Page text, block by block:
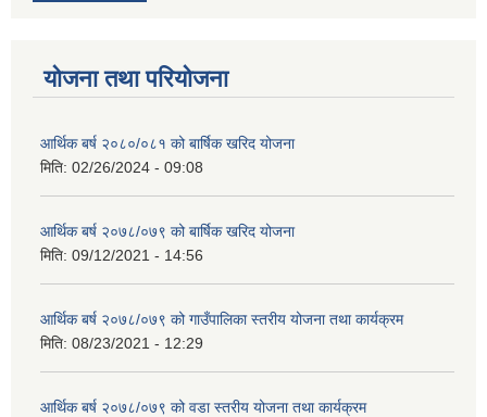
योजना तथा परियोजना
आर्थिक बर्ष २०८०/०८१ को बार्षिक खरिद योजना
मिति: 02/26/2024 - 09:08
आर्थिक बर्ष २०७८/०७९ को बार्षिक खरिद योजना
मिति: 09/12/2021 - 14:56
आर्थिक बर्ष २०७८/०७९ को गाउँपालिका स्तरीय योजना तथा कार्यक्रम
मिति: 08/23/2021 - 12:29
आर्थिक बर्ष २०७८/०७९ को वडा स्तरीय योजना तथा कार्यक्रम